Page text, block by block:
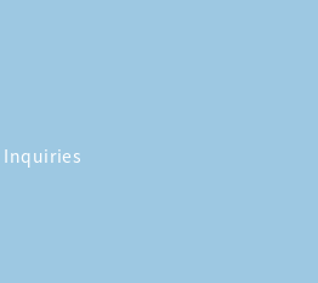
Inquiries